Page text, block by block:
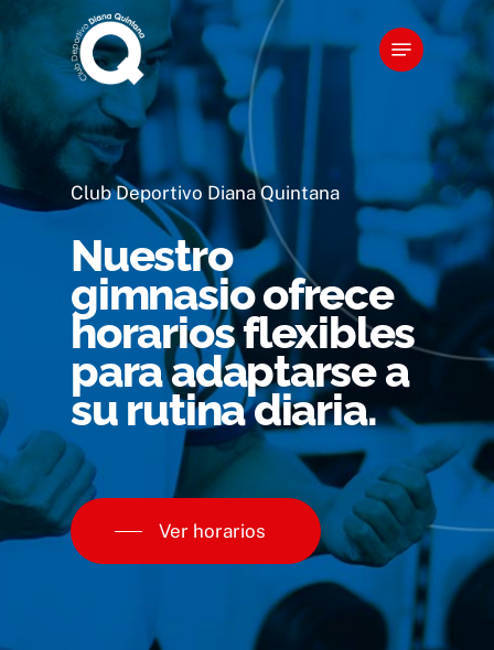
content
Menu
Club Deportivo Diana Quintana
Nuestro
gimnasio ofrece
horarios flexibles
para adaptarse a
su rutina diaria.
Ver horarios